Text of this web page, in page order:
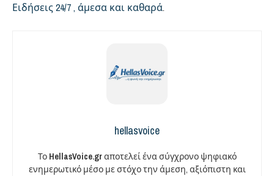
Ειδήσεις 24/7 , άμεσα και καθαρά.
hellasvoice
Το HellasVoice.grαποτελεί ένα σύγχρονο ψηφιακό
ενημερωτικό μέσο με στόχο την άμεση, αξιόπιστη και